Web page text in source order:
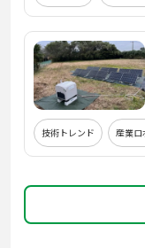
技術トレンド 産業ロ